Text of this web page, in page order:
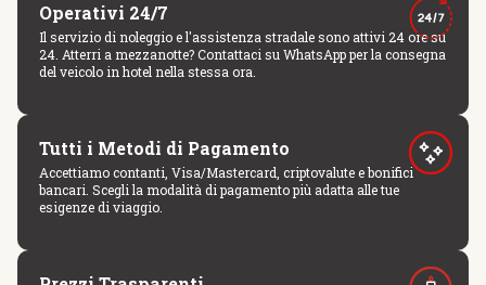
Operativi 24/7
Il servizio di noleggio e l'assistenza stradale sono attivi 24 ore su
24. Atterri a mezzanotte? Contattaci su WhatsApp per la consegna
del veicolo in hotel nella stessa ora.
Tutti i Metodi di Pagamento
Accettiamo contanti, Visa/Mastercard, criptovalute e bonifici
bancari. Scegli la modalità di pagamento più adatta alle tue
esigenze di viaggio.